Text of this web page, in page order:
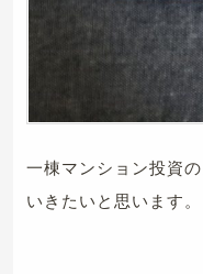
一棟マンション投資
いきたいと思います。